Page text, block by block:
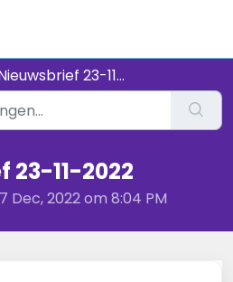
23-11-2022
23-11-2022
Dec, 2022 om 8:04 PM